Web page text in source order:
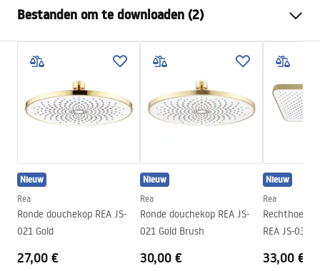
Materiaal
Roestvrij staal
Montagewijze
Geschroefd
Breedte
395
Hoogte
100mm
Diepte
20mm
Bestanden om te downloaden (2)
Pielęgnacja.pdf
Garantievoorwaarden
Nieuw
Rea
Ronde douchekop REA JS-
021 Gold
27,00 €
Nieuw
Rea
Ronde douchekop REA JS-
021 Gold Brush
30,00 €
Nieuw
Rea
REA JS-032
33,00 €